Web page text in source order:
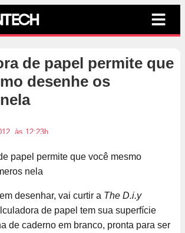
de papel permite que
desenhe os
às 12:23h
desenhar, vai curtir a The D.i.y
de papel tem sua superfície
de caderno em branco, pronta para ser